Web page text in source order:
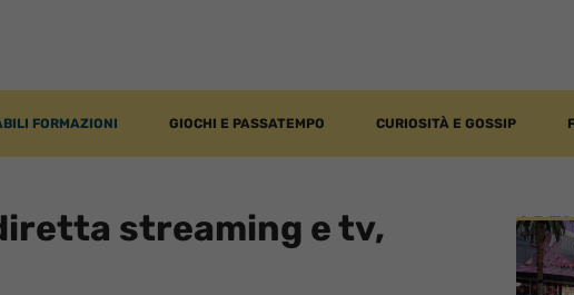
FORMAZIONI GIOCHI E PASSATEMPO CURIOSITÀ E GOSSIP
streaming e tv,